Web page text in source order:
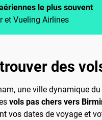
le plus souvent
et Vueling Airlines
des
une ville dynamique
vols pas chers vers
vos dates de voyage et